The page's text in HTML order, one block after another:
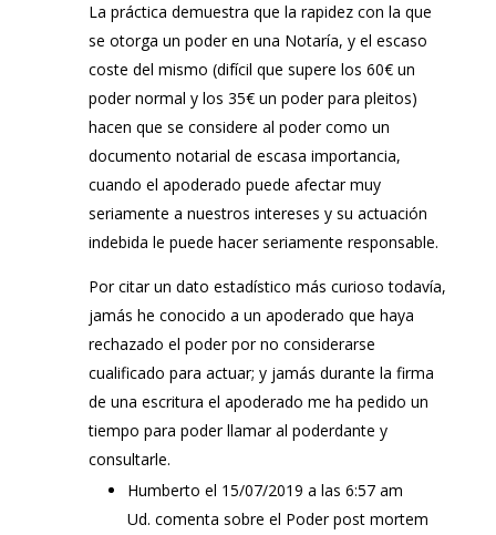
La práctica demuestra que la rapidez con la que
se otorga un poder en una Notaría, y el escaso
coste del mismo (difícil que supere los 60€ un
poder normal y los 35€ un poder para pleitos)
hacen que se considere al poder como un
documento notarial de escasa importancia,
cuando el apoderado puede afectar muy
seriamente a nuestros intereses y su actuación
indebida le puede hacer seriamente responsable.
Por citar un dato estadístico más curioso todavía,
jamás he conocido a un apoderado que haya
rechazado el poder por no considerarse
cualificado para actuar; y jamás durante la firma
de una escritura el apoderado me ha pedido un
tiempo para poder llamar al poderdante y
consultarle.
Humberto el 15/07/2019 a las 6:57 am
Ud. comenta sobre el Poder post mortem